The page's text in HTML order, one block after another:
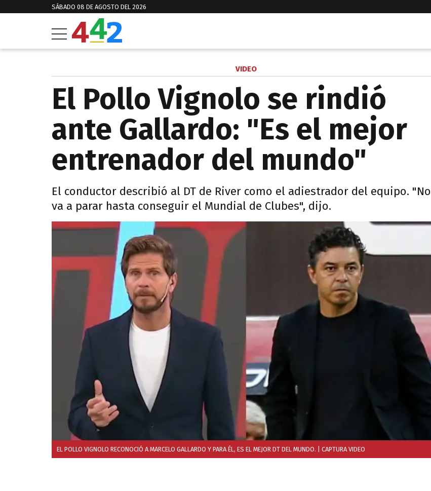
SÁBADO 08 DE AGOSTO DEL 2026
VIDEO
El Pollo Vignolo se rindió
ante Gallardo: "Es el mejor
entrenador del mundo"
El conductor describió al DT de River como el adiestrador del equipo. "No
va a parar hasta conseguir el Mundial de Clubes", dijo.
EL POLLO VIGNOLO RECONOCIÓ A MARCELO GALLARDO Y PARA ÉL, ES EL MEJOR DT DEL MUNDO. | CAPTURA VIDEO